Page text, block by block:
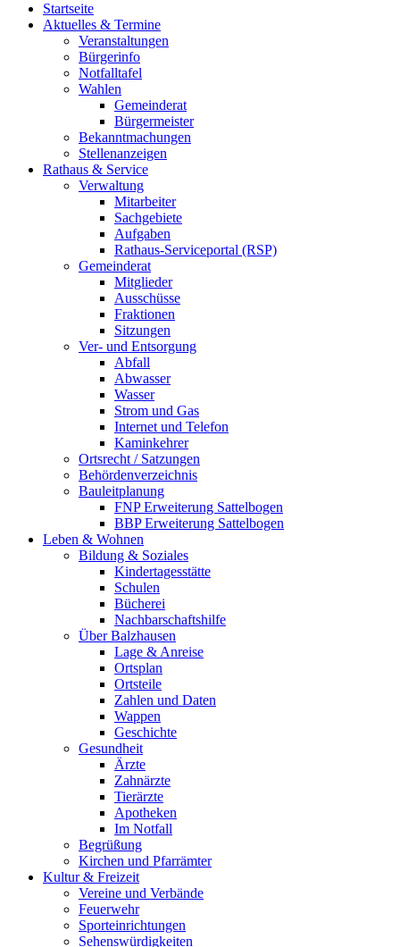
Startseite
Aktuelles & Termine
Veranstaltungen
Bürgerinfo
Notfalltafel
Wahlen
Gemeinderat
Bürgermeister
Bekanntmachungen
Stellenanzeigen
Rathaus & Service
Verwaltung
Mitarbeiter
Sachgebiete
Aufgaben
Rathaus-Serviceportal (RSP)
Gemeinderat
Mitglieder
Ausschüsse
Fraktionen
Sitzungen
Ver- und Entsorgung
Abfall
Abwasser
Wasser
Strom und Gas
Internet und Telefon
Kaminkehrer
Ortsrecht / Satzungen
Behördenverzeichnis
Bauleitplanung
FNP Erweiterung Sattelbogen
BBP Erweiterung Sattelbogen
Leben & Wohnen
Bildung & Soziales
Kindertagesstätte
Schulen
Bücherei
Nachbarschaftshilfe
Über Balzhausen
Lage & Anreise
Ortsplan
Ortsteile
Zahlen und Daten
Wappen
Geschichte
Gesundheit
Ärzte
Zahnärzte
Tierärzte
Apotheken
Im Notfall
Begrüßung
Kirchen und Pfarrämter
Kultur & Freizeit
Vereine und Verbände
Feuerwehr
Sporteinrichtungen
Sehenswürdigkeiten